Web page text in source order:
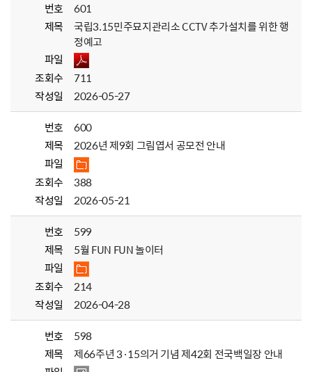
번호
601
제목
국립3.15민주묘지관리소 CCTV 추가설치를 위한 행
정예고
파일
조회수
711
작성일
2026-05-27
번호
600
제목
2026년 제9회 그림엽서 공모전 안내
파일
조회수
388
작성일
2026-05-21
번호
599
제목
5월 FUN FUN 놀이터
파일
조회수
214
작성일
2026-04-28
번호
598
제목
제66주년 3·15의거 기념 제42회 전국백일장 안내